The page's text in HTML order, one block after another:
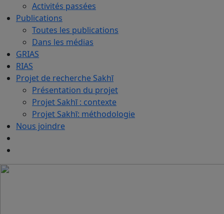
Activités passées
Publications
Toutes les publications
Dans les médias
GRIAS
RIAS
Projet de recherche Sakhī
Présentation du projet
Projet Sakhī : contexte
Projet Sakhī: méthodologie
Nous joindre